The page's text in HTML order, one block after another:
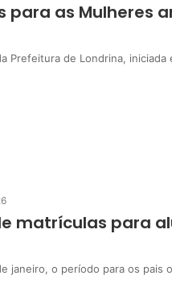
para as Mulheres
Prefeitura de Londrina,
matrículas para
janeiro, o período para os pais